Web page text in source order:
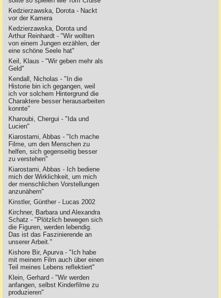
Kedzierzawska, Dorota - Nackt
vor der Kamera
Kedzierzawska, Dorota und
Arthur Reinhardt - "Wir wollten
von einem Jungen erzählen, der
eine schöne Seele hat"
Keil, Klaus - "Wir geben mehr als
Geld"
Kendall, Nicholas - "In die
Historie bin ich gegangen, weil
ich vor solchem Hintergrund die
Charaktere besser herausarbeiten
konnte"
Kharoubi, Chergui - "Ida und
Lucien"
Kiarostami, Abbas - "Ich mache
Filme, um den Menschen zu
helfen, sich gegenseitig besser
zu verstehen"
Kiarostami, Abbas - Ich bediene
mich der Wirklichkeit, um mich
der menschlichen Vorstellungen
anzunähern"
Kinstler, Günther - Lucas 2002
Kirchner, Barbara und Alexandra
Schatz - "Plötzlich bewegen sich
die Figuren, werden lebendig.
Das ist das Faszinierende an
unserer Arbeit."
Kishore Bir, Apurva - "Ich habe
mit meinem Film auch über einen
Teil meines Lebens reflektiert"
Klein, Gerhard - "Wir werden
anfangen, selbst Kinderfilme zu
produzieren"